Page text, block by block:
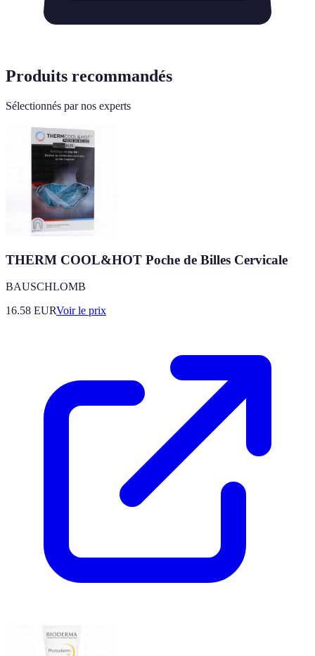
Produits recommandés
Sélectionnés par nos experts
THERM COOL&HOT Poche de Billes Cervicale
BAUSCHLOMB
16.58 EURVoir le prix